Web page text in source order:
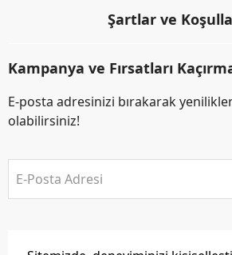
Şartlar ve
Kampanya ve Fırsatları
E-posta adresinizi bırakarak
olabilirsiniz!
E-Posta Adresi